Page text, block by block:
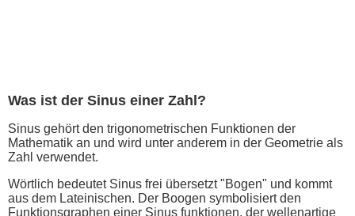
Was ist der Sinus einer Zahl?
Sinus gehört den trigonometrischen Funktionen der
Mathematik an und wird unter anderem in der Geometrie als
Zahl verwendet.
Wörtlich bedeutet Sinus frei übersetzt "Bogen" und kommt
aus dem Lateinischen. Der Boogen symbolisiert den
Funktionsgraphen einer Sinus funktionen, der wellenartige